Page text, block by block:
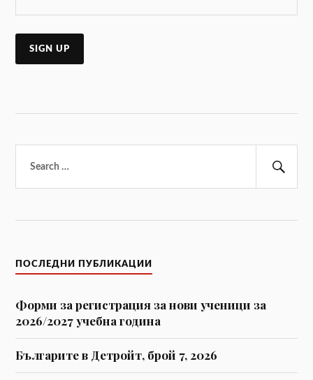
ПОСЛЕДНИ ПУБЛИКАЦИИ
Форми за регистрaция за нови ученици за
2026/2027 учебна година
Българите в Детройт, брой 7, 2026